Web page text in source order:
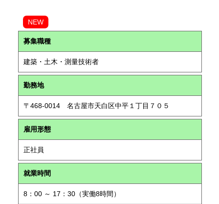
NEW
募集職種
建築・土木・測量技術者
勤務地
〒468-0014 名古屋市天白区中平１丁目７０５
雇用形態
正社員
就業時間
8：00 ～ 17：30（実働8時間）